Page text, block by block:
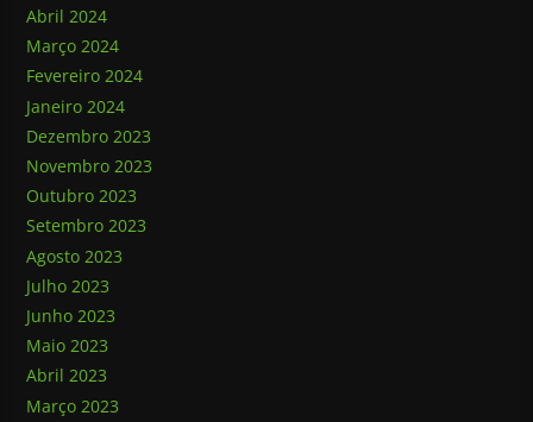
Abril 2024
Março 2024
Fevereiro 2024
Janeiro 2024
Dezembro 2023
Novembro 2023
Outubro 2023
Setembro 2023
Agosto 2023
Julho 2023
Junho 2023
Maio 2023
Abril 2023
Março 2023